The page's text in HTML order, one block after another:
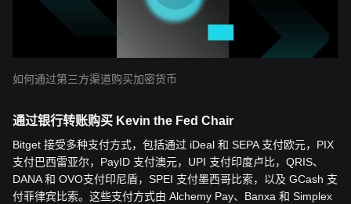
如何通过第三方渠道购买加密货币
通过银行转账购买 Kevin the Fed Chair
Bitget 接受多种支付方式，包括通过 iDeal 和 SEPA 支付欧元，PIX
支付巴西雷亚尔，PayID 支付澳元，UPI 支付印度卢比，QRIS、
DANA 和 OVO支付印尼盾，SPEI 支付墨西哥比索，以及 GCash 支
付菲律宾比索。这些支付方式由 Alchemy Pay、Banxa 和 Simplex